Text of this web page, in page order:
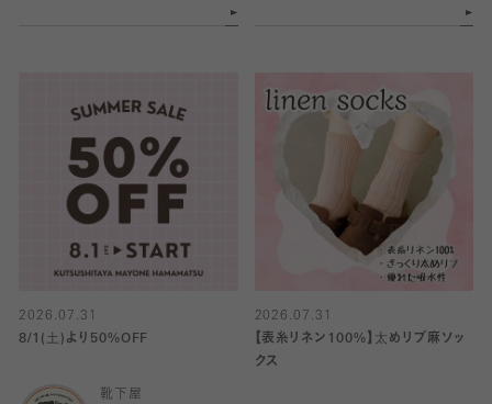
2026.07.31
8/1(土)より50%OFF
靴下屋
2026.07.31
【表糸リネン100%】太めリブ麻ソッ
クス